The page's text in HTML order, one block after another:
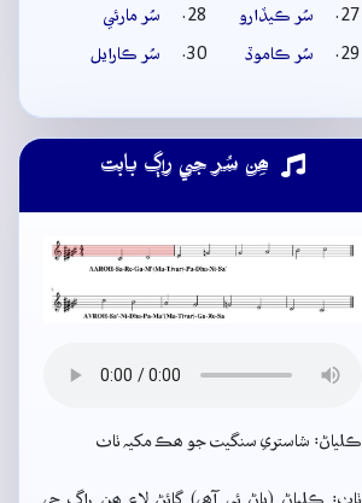
سُر ڪيڏارو
سُر مارئي
سُر ڪاموڏ
سُر ڪارايل
ھِن سُر جي راڳ بابت
ڪلياڻ: شاستري سنگيت جو ھڪ مکيہ ٺاٺ